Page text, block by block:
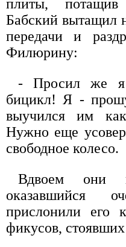
плиты,
Бабский вытащил
передачи и
Филюрину:
- Просил же я
бицикл! Я -
выучился им как
Нужно еще
свободное колесо.
Вдвоем они
оказавшийся
прислонили его
фикусов,